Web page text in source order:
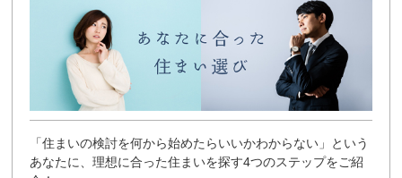
「住まいの検討を何から始めたらいいかわからない」という
あなたに、理想に合った住まいを探す4つのステップをご紹